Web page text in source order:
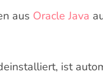
aus Oracle Java
ist